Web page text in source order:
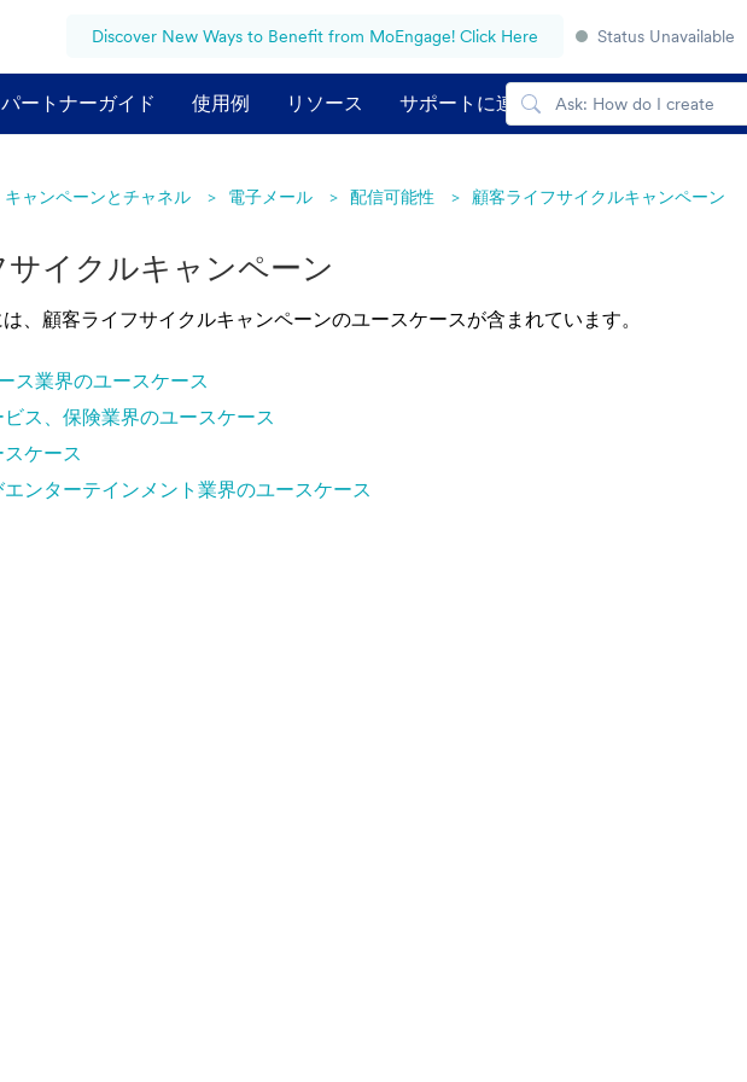
Discover New Ways to Benefit from MoEngage! Click Here Status Unavailable
パートナーガイド 使用例 リソース サポートに連絡する
キャンペーンとチャネル 電子メール 配信可能性 顧客ライフサイクルキャンペーン
イクルキャンペーン
、顧客ライフサイクルキャンペーンのユースケースが含まれています。
ス業界のユースケース
ス、保険業界のユースケース
ケース
ンターテインメント業界のユースケース